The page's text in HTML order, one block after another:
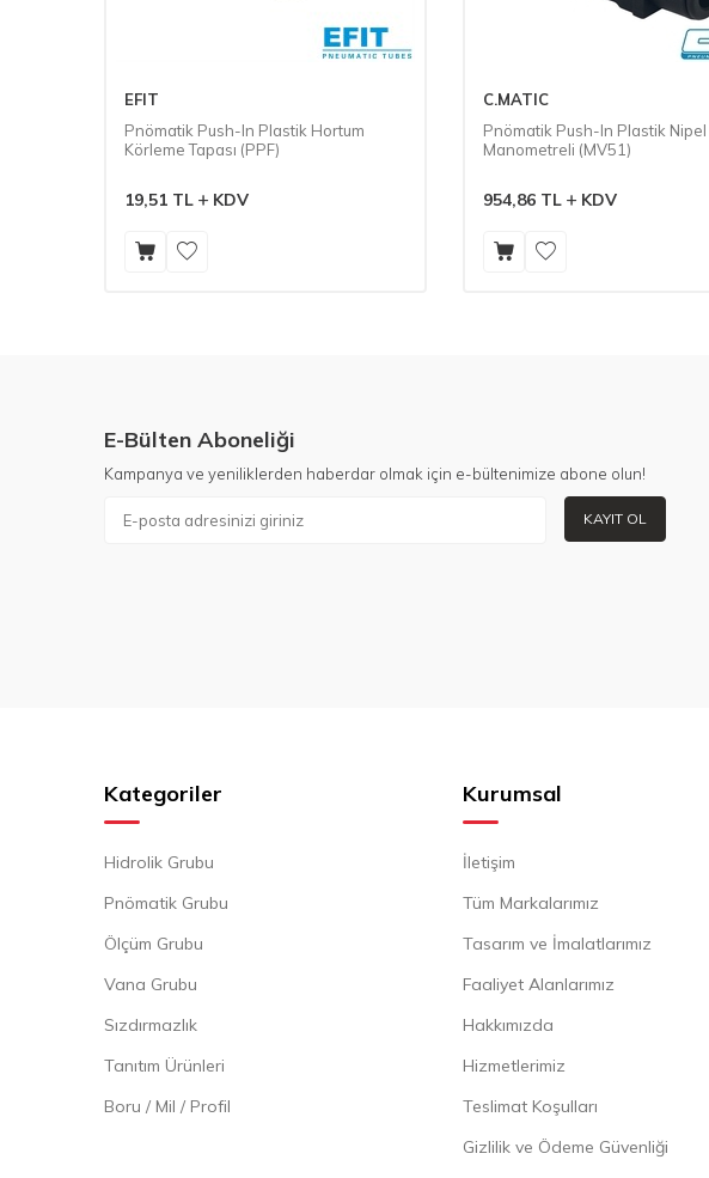
EFIT
Pnömatik Push-In Plastik Hortum
Körleme Tapası (PPF)
19,51 TL KDV
C.MATIC
Pnömatik Push-In Plastik
Manometreli (MV51)
954,86 TL KDV
E-Bülten Aboneliği
Kampanya ve yeniliklerden haberdar olmak için e-bültenimize abone olun!
KAYIT OL
Kategoriler
Hidrolik Grubu
Pnömatik Grubu
Ölçüm Grubu
Vana Grubu
Sızdırmazlık
Tanıtım Ürünleri
Boru / Mil / Profil
Kurumsal
İletişim
Tüm Markalarımız
Tasarım ve İmalatlarımız
Faaliyet Alanlarımız
Hakkımızda
Hizmetlerimiz
Teslimat Koşulları
Gizlilik ve Ödeme Güvenliği